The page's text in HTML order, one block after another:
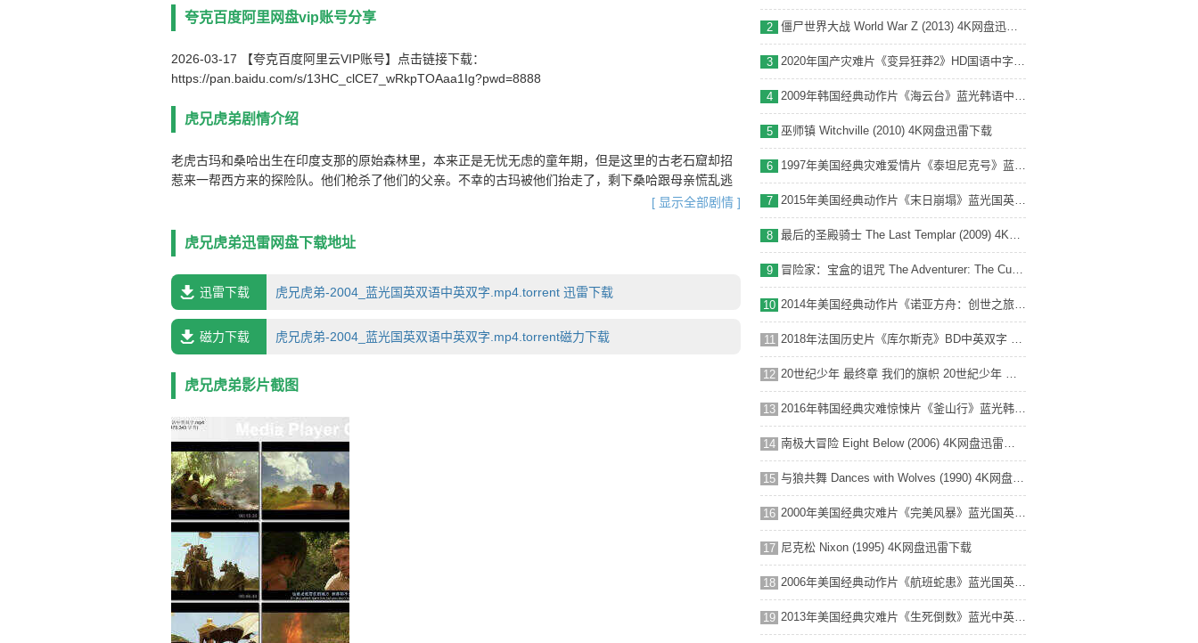
视频尺寸 1920 x 1080
片 长 109 Mins
夸克百度阿里网盘vip账号分享
2026-03-17 【夸克百度阿里云VIP账号】点击链接下载：
https://pan.baidu.com/s/13HC_clCE7_wRkpTOAaa1Ig?pwd=8888
虎兄虎弟剧情介绍
老虎古玛和桑哈出生在印度支那的原始森林里，本来正是无忧无虑的童年期，但是这里的古老石窟却招
惹来一帮西方来的探险队。他们枪杀了他们的父亲。不幸的古玛被他们抬走了，剩下桑哈跟母亲慌乱逃
生。古玛给辗转卖到了马戏团，被迫每天练习跳火圈之类的把戏。他想念家人，还不习惯被驯养的生
它，把它留在家中一起生活，让他免于颠簸的生活。然而，它毕竟是一只有野性的老虎，当家人发现了
危险的苗头时，可怜的桑哈还是被送到了动物园。 几个月后，一场斗虎比赛开始了。两兄弟竟然意
外被安排成竞技场上的对手。这次重逢让兄弟俩喜出望外，并开始了他们的逃脱计划。
[ 显示全部剧情 ]
虎兄虎弟迅雷网盘下载地址
迅雷下载 虎兄虎弟-2004_蓝光国英双语中英双字.mp4.torrent 迅雷下载
磁力下载 虎兄虎弟-2004_蓝光国英双语中英双字.mp4.torrent磁力下载
虎兄虎弟影片截图
2 僵尸世界大战 World War Z (2013) 4K网盘迅雷下载
3 2020年国产灾难片《变异狂莽2》HD国语中字 4K网盘迅雷下载
4 2009年韩国经典动作片《海云台》蓝光韩语中字 4K网盘迅雷下载
5 巫师镇 Witchville (2010) 4K网盘迅雷下载
6 1997年美国经典灾难爱情片《泰坦尼克号》蓝光国粤英3语双字 4K网盘迅雷下载
7 2015年美国经典动作片《末日崩塌》蓝光国英双语特效中英双字 4K网盘迅雷下载
8 最后的圣殿骑士 The Last Templar (2009) 4K网盘迅雷下载
9 冒险家：宝盒的诅咒 The Adventurer: The Curse of the Midas Box (2013) 4K网盘迅雷下载
10 2014年美国经典动作片《诺亚方舟：创世之旅》蓝光中英双字 4K网盘迅雷下载
11 2018年法国历史片《库尔斯克》BD中英双字 4K网盘迅雷下载
12 20世纪少年 最终章 我们的旗帜 20世紀少年 最終章 ぼくらの旗 (2009) 4K网盘迅雷下载
13 2016年韩国经典灾难惊悚片《釜山行》蓝光韩语中字 4K网盘迅雷下载
14 南极大冒险 Eight Below (2006) 4K网盘迅雷下载
15 与狼共舞 Dances with Wolves (1990) 4K网盘迅雷下载
16 2000年美国经典灾难片《完美风暴》蓝光国英双语中英双字 4K网盘迅雷下载
17 尼克松 Nixon (1995) 4K网盘迅雷下载
18 2006年美国经典动作片《航班蛇患》蓝光国英双语中英双字 4K网盘迅雷下载
19 2013年美国经典灾难片《生死倒数》蓝光中英双字 4K网盘迅雷下载